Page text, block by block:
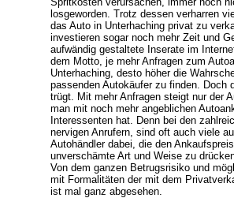
losgeworden. Trotz dessen verharren
das Auto in Unterhaching privat zu
investieren sogar noch mehr Zeit und
aufwändig gestaltete Inserate im
dem Motto, je mehr Anfragen zum
Unterhaching, desto höher die
passenden Autokäufer zu finden. Doch
trügt. Mit mehr Anfragen steigt nur der
man mit noch mehr angeblichen
Interessenten hat. Denn bei den
nervigen Anrufern, sind oft auch viele
Autohändler dabei, die den
unverschämte Art und Weise zu
Von dem ganzen Betrugsrisiko und
mit Formalitäten der mit dem
ist mal ganz abgesehen.